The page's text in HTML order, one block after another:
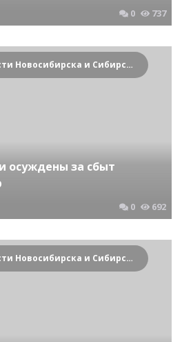
0 737
Криминальные новости Новосибирска и Сибирского региона
осуждены за сбыт
0 692
Криминальные новости Новосибирска и Сибирского региона